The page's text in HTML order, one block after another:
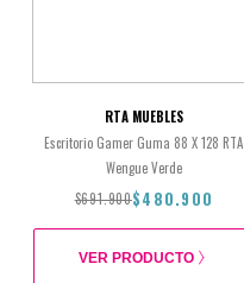
RTA MUEBLES
Escritorio Gamer Guma 88 X 128 RTA
Wengue Verde
$691.900$480.900
VER PRODUCTO